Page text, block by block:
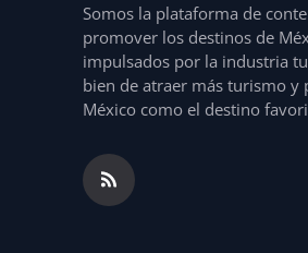
Somos la plataforma de
promover los destinos de
impulsados por la industria
bien de atraer más turismo y
México como el destino